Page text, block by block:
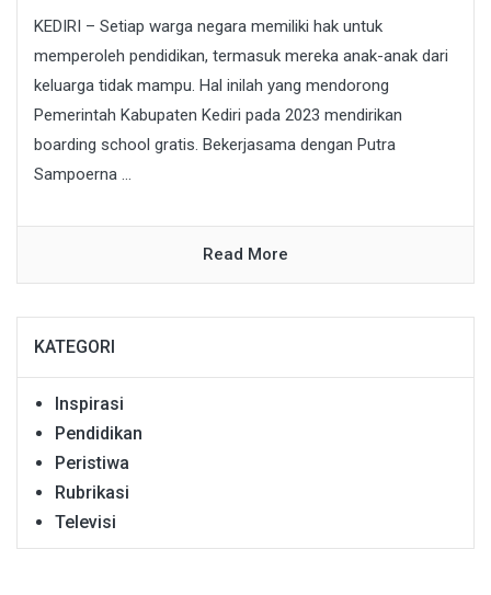
KEDIRI – Setiap warga negara memiliki hak untuk
memperoleh pendidikan, termasuk mereka anak-anak dari
keluarga tidak mampu. Hal inilah yang mendorong
Pemerintah Kabupaten Kediri pada 2023 mendirikan
boarding school gratis. Bekerjasama dengan Putra
Sampoerna ...
Read More
KATEGORI
Inspirasi
Pendidikan
Peristiwa
Rubrikasi
Televisi